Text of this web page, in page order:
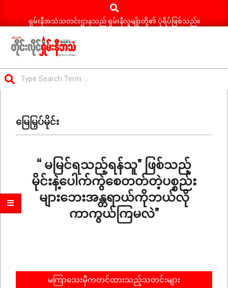
Search
ရှမ်းနီအသံသတင်းဌာနသည် ရှမ်းနီလူမျိုးတို့၏ ပုံရိပ်ဖြစ်သည်။
ရှမ်း
နီ
သတင်း
Menuမြေမြှပ်မိုင်း
“ မမြင်ရသည့်ရန်သူ” ဖြစ်သည့်
မိုင်းနဲ့ပေါက်ကွဲစေတတ်တဲ့ပစ္စည်း
များဘေးအန္တရာယ်ကိုဘယ်လို
ကာကွယ်ကြမလဲ”
မကြာသေးမှီကတင်ထားသည့်သတင်းများ